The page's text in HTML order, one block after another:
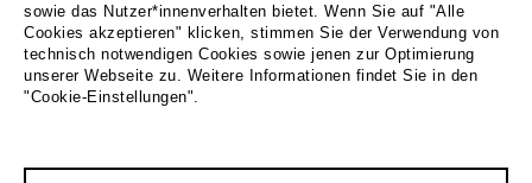
Videos ansehen
Zurück|Übersicht
Film Info
sowie das Nutzer*innenverhalten bietet. Wenn Sie auf "Alle
Cookies akzeptieren" klicken, stimmen Sie der Verwendung von
technisch notwendigen Cookies sowie jenen zur Optimierung
unserer Webseite zu. Weitere Informationen findet Sie in den
"Cookie-Einstellungen".